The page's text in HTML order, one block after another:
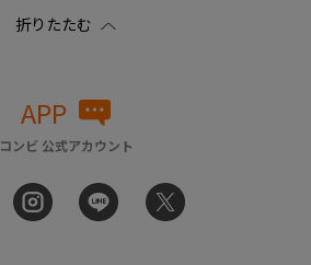
APP
コンビ 公式アカウント